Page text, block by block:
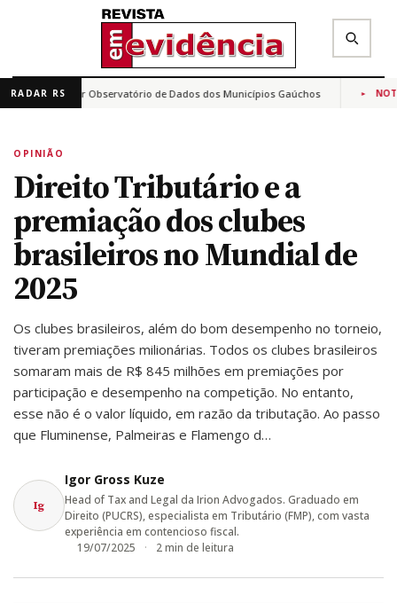
Buscar na Revista Em Evidência
RADAR RS
para criar Observatório de Dados dos Municípios Gaúchos
OPINIÃO
Direito Tributário e a
premiação dos clubes
brasileiros no Mundial de
2025
Os clubes brasileiros, além do bom desempenho no torneio,
tiveram premiações milionárias. Todos os clubes brasileiros
somaram mais de R$ 845 milhões em premiações por
participação e desempenho na competição. No entanto,
esse não é o valor líquido, em razão da tributação. Ao passo
que Fluminense, Palmeiras e Flamengo d…
Ig
Igor Gross Kuze
Head of Tax and Legal da Irion Advogados. Graduado em
Direito (PUCRS), especialista em Tributário (FMP), com vasta
experiência em contencioso fiscal.
19/07/2025
2 min de leitura